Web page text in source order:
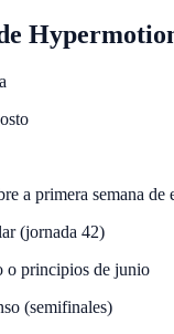
a primera semana de
(jornada 42)
o principios de junio
(semifinales)